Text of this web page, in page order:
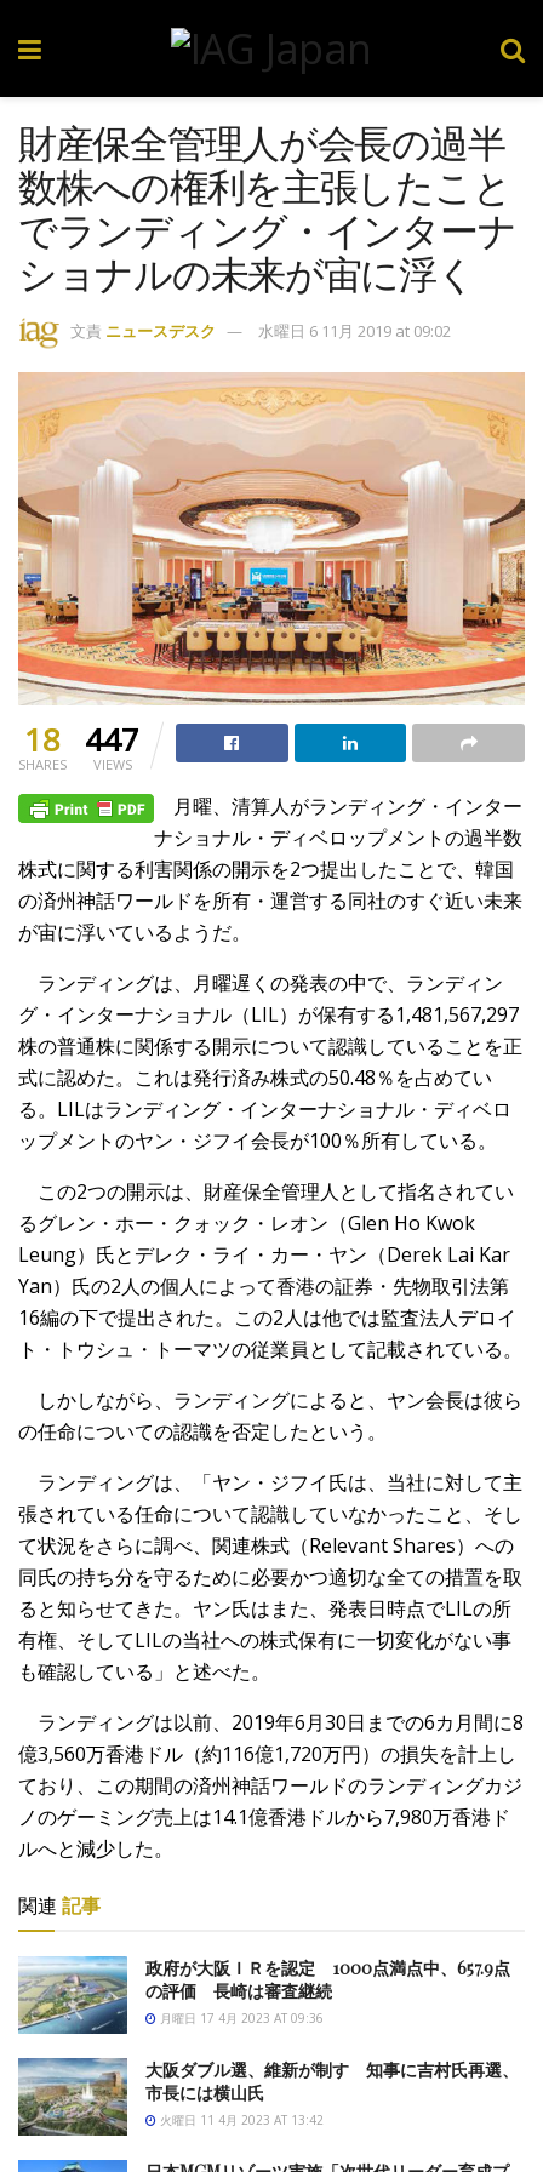
財産保全管理人が会長の過半
数株への権利を主張したこと
でランディング・インターナ
ショナルの未来が宙に浮く
文責 ニュースデスク 水曜日 6 11月 2019 at 09:02
18
SHARES
447
VIEWS
月曜、清算人がランディング・インター
ナショナル・ディベロップメントの過半数
株式に関する利害関係の開示を2つ提出したことで、韓国
の済州神話ワールドを所有・運営する同社のすぐ近い未来
が宙に浮いているようだ。
ランディングは、月曜遅くの発表の中で、ランディン
グ・インターナショナル（LIL）が保有する1,481,567,297
株の普通株に関係する開示について認識していることを正
式に認めた。これは発行済み株式の50.48％を占めてい
る。LILはランディング・インターナショナル・ディベロ
ップメントのヤン・ジフイ会長が100％所有している。
この2つの開示は、財産保全管理人として指名されてい
るグレン・ホー・クォック・レオン（Glen Ho Kwok
Leung）氏とデレク・ライ・カー・ヤン（Derek Lai Kar
Yan）氏の2人の個人によって香港の証券・先物取引法第
16編の下で提出された。この2人は他では監査法人デロイ
ト・トウシュ・トーマツの従業員として記載されている。
しかしながら、ランディングによると、ヤン会長は彼ら
の任命についての認識を否定したという。
ランディングは、「ヤン・ジフイ氏は、当社に対して主
張されている任命について認識していなかったこと、そし
て状況をさらに調べ、関連株式（Relevant Shares）への
同氏の持ち分を守るために必要かつ適切な全ての措置を取
ると知らせてきた。ヤン氏はまた、発表日時点でLILの所
有権、そしてLILの当社への株式保有に一切変化がない事
も確認している」と述べた。
ランディングは以前、2019年6月30日までの6カ月間に8
億3,560万香港ドル（約116億1,720万円）の損失を計上し
ており、この期間の済州神話ワールドのランディングカジ
ノのゲーミング売上は14.1億香港ドルから7,980万香港ド
ルへと減少した。
関連 記事
政府が大阪ＩＲを認定 1000点満点中、657.9点
の評価 長崎は審査継続
月曜日 17 4月 2023 AT 09:36
大阪ダブル選、維新が制す 知事に吉村氏再選、
市長には横山氏
火曜日 11 4月 2023 AT 13:42